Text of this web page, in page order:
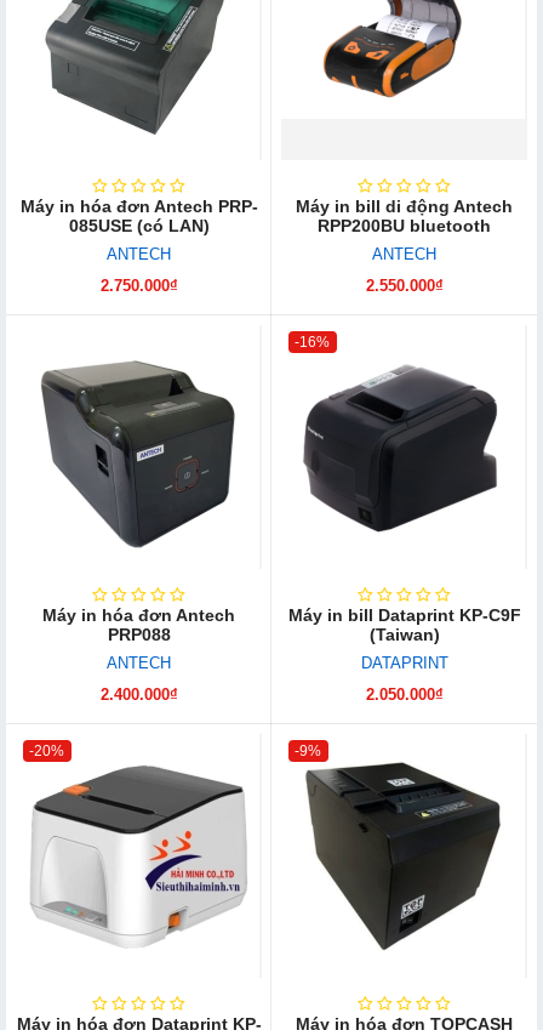
Máy in hóa đơn Antech PRP-
085USE (có LAN)
ANTECH
2.750.000₫
Máy in bill di động Antech
RPP200BU bluetooth
ANTECH
2.550.000₫
Máy in hóa đơn Antech
PRP088
ANTECH
2.400.000₫
-16%
Máy in bill Dataprint KP-C9F
(Taiwan)
DATAPRINT
2.050.000₫
-20%
Máy in hóa đơn Dataprint KP-
-9%
Máy in hóa đơn TOPCASH